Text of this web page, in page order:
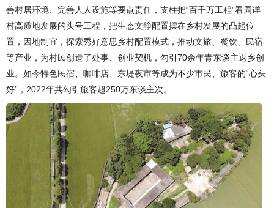
善村居环境、完善人人设施等要点责任，支柱把“百千万工程”看周详
村高质地发展的头号工程，把生态文静配置摆在乡村发展的凸起位
置，因地制宜，探索秀好意思乡村配置模式，推动文旅、餐饮、民宿
等产业，为村民创造了处事、创业契机，勾引70余年青东谈主返乡创
业。如今特色民宿、咖啡店、东堤夜市等成为不少市民、旅客的“心头
好”，2022年共勾引旅客超250万东谈主次。